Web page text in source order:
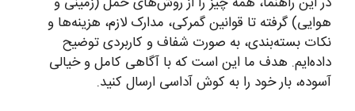
هوایی) گرفته تا قوانین گمرکی، مدارک لازم، هزینه‌ها و
نکات بسته‌بندی، به صورت شفاف و کاربردی توضیح
داده‌ایم. هدف ما این است که با آگاهی کامل و خیالی
آسوده، بار خود را به کوش آداسی ارسال کنید.